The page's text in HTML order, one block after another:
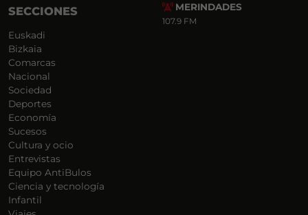
SECCIONES
Euskadi
Bizkaia
Comarcas
Nacional
Sociedad
Deportes
Economía
Sucesos
Cultura y ocio
Entrevistas
Equipo AntiBulos
Ciencia y tecnología
Infantil
MERINDADES
107.9 FM